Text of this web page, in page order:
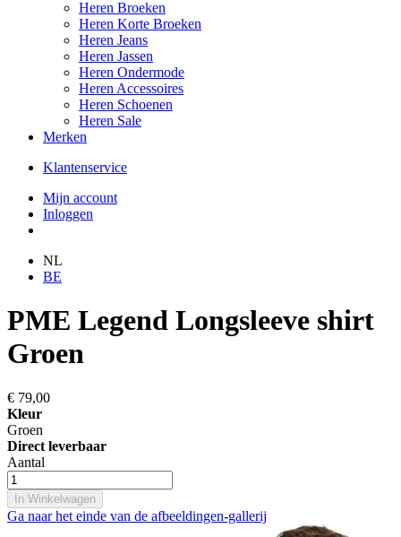
Heren Broeken
Heren Korte Broeken
Heren Jeans
Heren Jassen
Heren Ondermode
Heren Accessoires
Heren Schoenen
Heren Sale
Merken
Klantenservice
Mijn account
Inloggen
NL
BE
PME Legend Longsleeve shirt
Groen
€ 79,00
Kleur
Groen
Direct leverbaar
Aantal
In Winkelwagen
Ga naar het einde van de afbeeldingen-gallerij